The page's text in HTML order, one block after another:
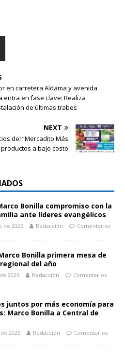
en carretera Aldama y avenida
entra en fase clave: Realiza
de últimas trabes
NEXT
del “Mercadito Más
a bajo costo
Bonilla compromiso con la
ante líderes evangélicos
de 2026 Redacción
Comentarios
Bonilla primera mesa de
del año
2026 Redacción
Comentarios
juntos por más economía para
Marco Bonilla a Central de
2026 Redacción
Comentarios